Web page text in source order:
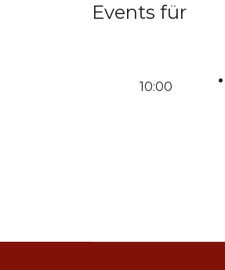
Events für
10:00